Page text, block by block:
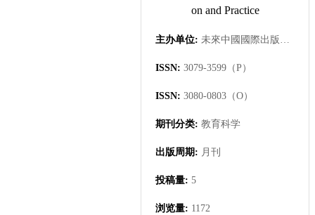
on and Practice
主办单位: 未來中國國際出版集團有限公司
ISSN: 3079-3599（P）
ISSN: 3080-0803（O）
期刊分类: 教育科学
出版周期: 月刊
投稿量: 5
浏览量: 1172